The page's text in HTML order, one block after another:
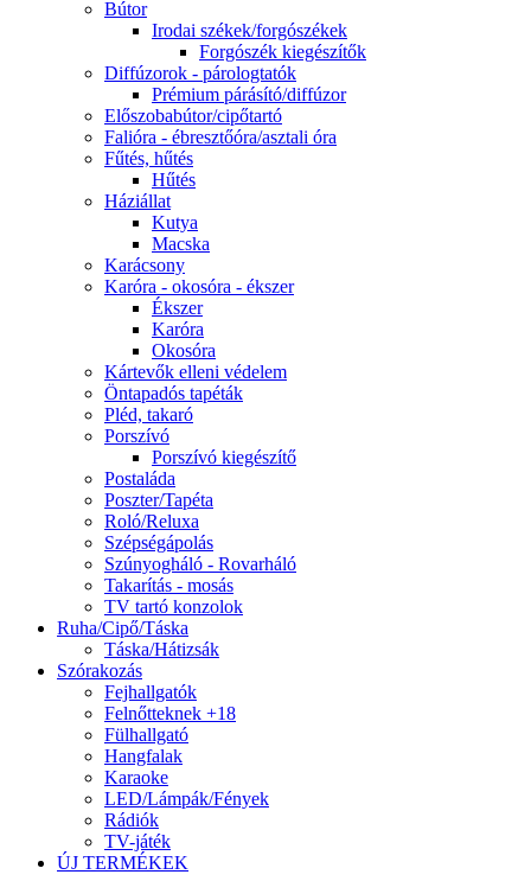
Bútor
Irodai székek/forgószékek
Forgószék kiegészítők
Diffúzorok - párologtatók
Prémium párásító/diffúzor
Előszobabútor/cipőtartó
Falióra - ébresztőóra/asztali óra
Fűtés, hűtés
Hűtés
Háziállat
Kutya
Macska
Karácsony
Karóra - okosóra - ékszer
Ékszer
Karóra
Okosóra
Kártevők elleni védelem
Öntapadós tapéták
Pléd, takaró
Porszívó
Porszívó kiegészítő
Postaláda
Poszter/Tapéta
Roló/Reluxa
Szépségápolás
Szúnyogháló - Rovarháló
Takarítás - mosás
TV tartó konzolok
Ruha/Cipő/Táska
Táska/Hátizsák
Szórakozás
Fejhallgatók
Felnőtteknek +18
Fülhallgató
Hangfalak
Karaoke
LED/Lámpák/Fények
Rádiók
TV-játék
ÚJ TERMÉKEK